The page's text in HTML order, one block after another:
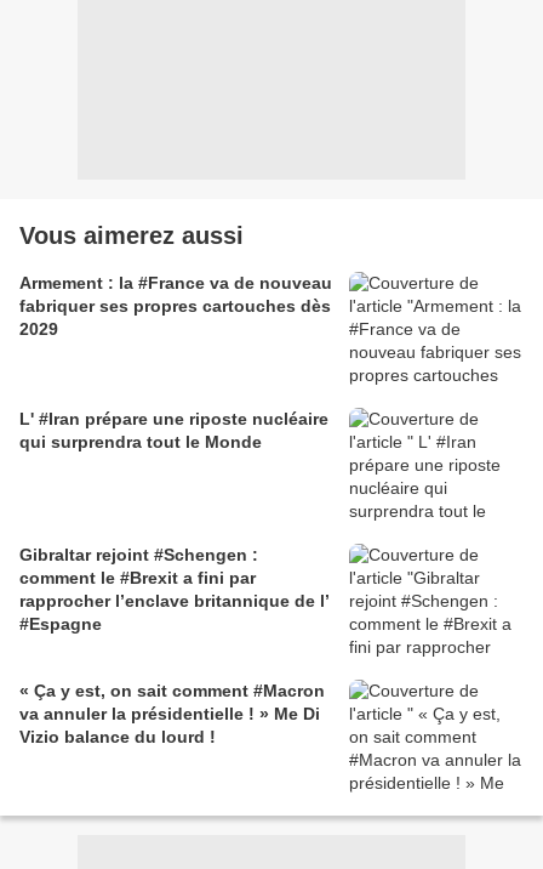
Vous aimerez aussi
Armement : la #France va de nouveau
fabriquer ses propres cartouches dès
2029
L' #Iran prépare une riposte nucléaire
qui surprendra tout le Monde
Gibraltar rejoint #Schengen :
comment le #Brexit a fini par
rapprocher l’enclave britannique de l’
#Espagne
« Ça y est, on sait comment #Macron
va annuler la présidentielle ! » Me Di
Vizio balance du lourd !